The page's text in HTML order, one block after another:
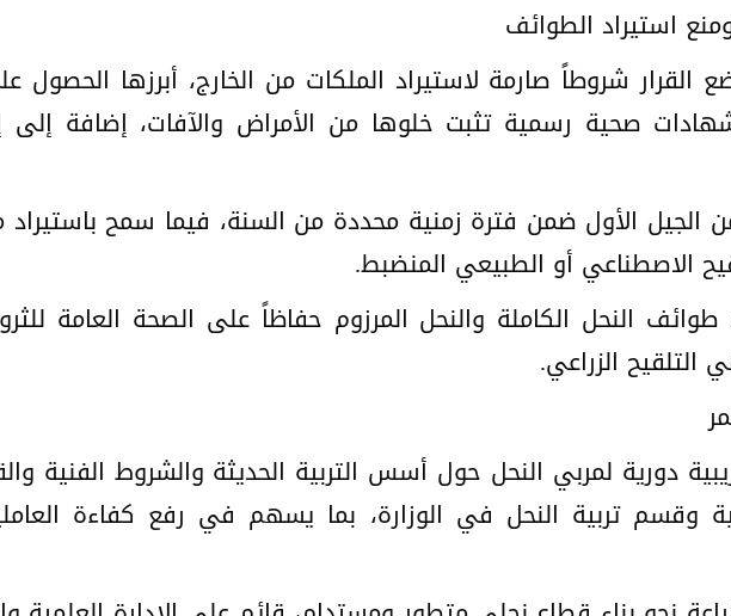
استيراد الطوائف
القرار شروطاً صارمة لاستيراد الملكات من الخارج، أبرزها
بشهادات صحية رسمية تثبت خلوها من الأمراض والآفات، إضافة
من الجيل الأول ضمن فترة زمنية محددة من السنة، فيما سمح
الاصطناعي أو الطبيعي المنضبط.
النحل الكاملة والنحل المرزوم حفاظاً على الصحة العامة
التلقيح الزراعي.
دورية لمربي النحل حول أسس التربية الحديثة والشروط الفنية
وقسم تربية النحل في الوزارة، بما يسهم في رفع كفاءة